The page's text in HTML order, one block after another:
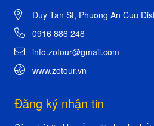
Duy Tan St, Phuong An Cuu
0916 886 248
info.zotour@gmail.com
www.zotour.vn
Đăng ký nhận tin